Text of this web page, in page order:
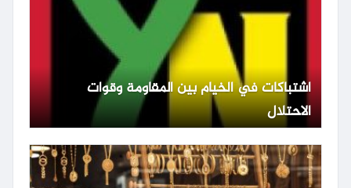
اشتباكات في الخيام بين المقاومة وقوات
الاحتلال